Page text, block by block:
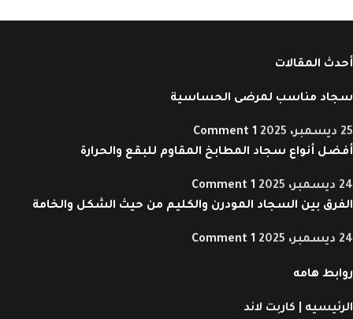
أحدث المقالات
سجاد مناسب لمرضى الحساسية
25 ديسمبر، 2025
1 Comment
أفضل أنواع سجاد المطابخ المقاوم للبقع والحرارة
24 ديسمبر، 2025
1 Comment
الفرق بين السجاد المودرن والكليم من حيث الشكل والخامة
24 ديسمبر، 2025 1 Comment
روابط هامه
الرئيسيه | كاربت لاند